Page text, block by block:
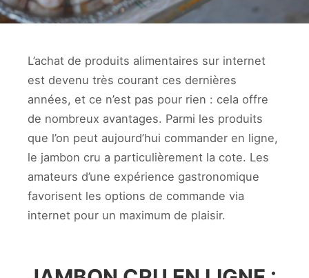
L’achat de produits alimentaires sur internet
est devenu très courant ces dernières
années, et ce n’est pas pour rien : cela offre
de nombreux avantages. Parmi les produits
que l’on peut aujourd’hui commander en ligne,
le jambon cru a particulièrement la cote. Les
amateurs d’une expérience gastronomique
favorisent les options de commande via
internet pour un maximum de plaisir.